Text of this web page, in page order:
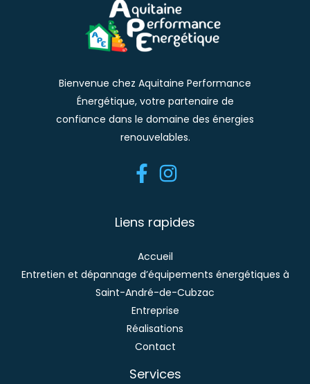
Bienvenue chez Aquitaine Performance
Énergétique, votre partenaire de
confiance dans le domaine des énergies
renouvelables.
Liens rapides
Accueil
Entretien et dépannage d’équipements énergétiques à
Saint-André-de-Cubzac
Entreprise
Réalisations
Contact
Services